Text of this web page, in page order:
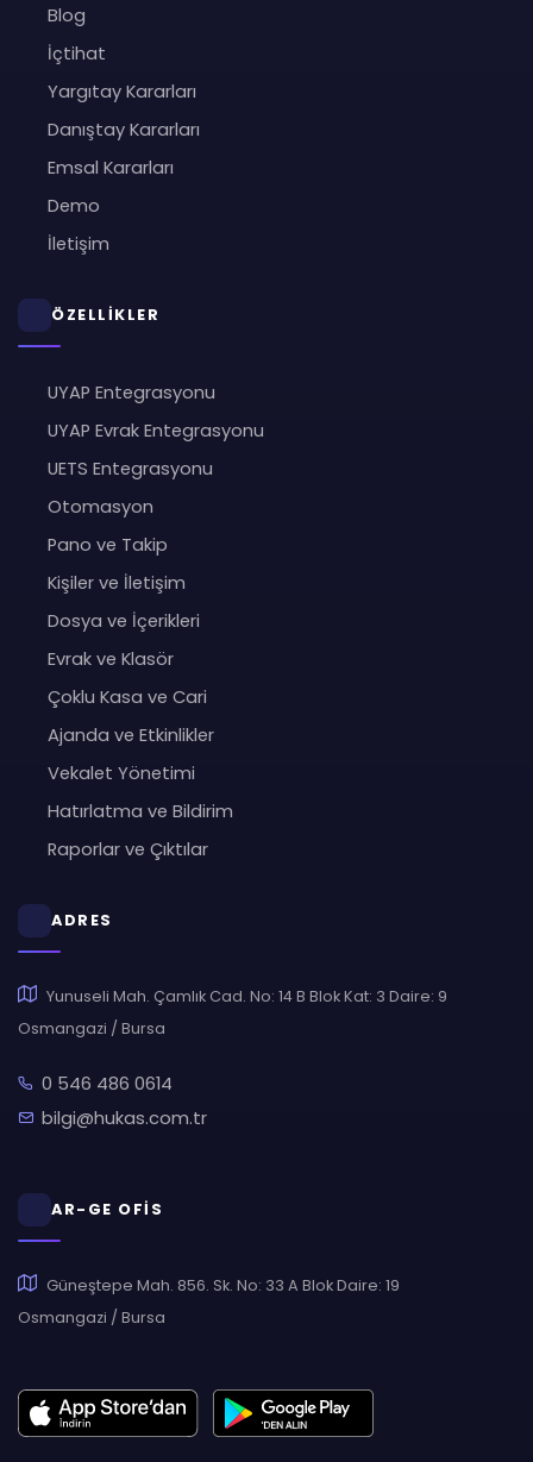
Blog
İçtihat
Yargıtay Kararları
Danıştay Kararları
Emsal Kararları
Demo
İletişim
ÖZELLİKLER
UYAP Entegrasyonu
UYAP Evrak Entegrasyonu
UETS Entegrasyonu
Otomasyon
Pano ve Takip
Kişiler ve İletişim
Dosya ve İçerikleri
Evrak ve Klasör
Çoklu Kasa ve Cari
Ajanda ve Etkinlikler
Vekalet Yönetimi
Hatırlatma ve Bildirim
Raporlar ve Çıktılar
ADRES
Yunuseli Mah. Çamlık Cad. No: 14 B Blok Kat: 3 Daire: 9
Osmangazi / Bursa
0 546 486 0614
bilgi@hukas.com.tr
AR-GE OFİS
Güneştepe Mah. 856. Sk. No: 33 A Blok Daire: 19
Osmangazi / Bursa